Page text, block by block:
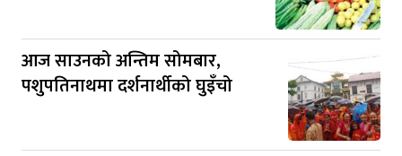
आज साउनको अन्तिम सोमबार,
पशुपतिनाथमा दर्शनार्थीको घुइँचो